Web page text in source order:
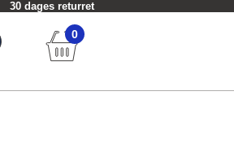
30 dages returret
0